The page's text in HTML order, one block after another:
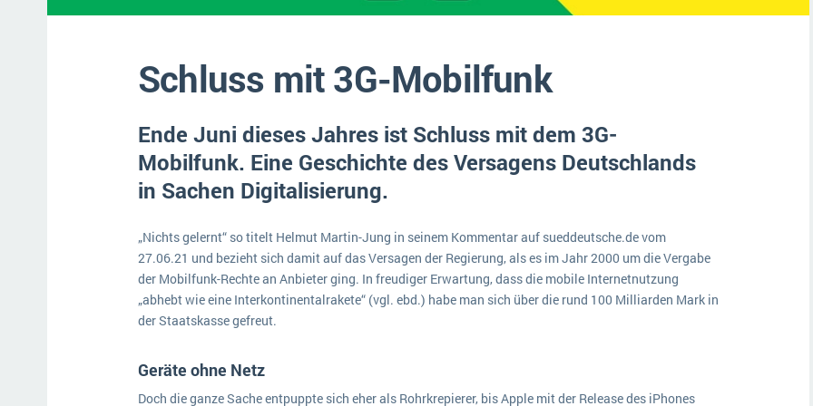
Funktionalitäten
Medien
Vermietung
MEHR ÜBER ERP-SOFTWARE
Schluss mit 3G-Mobilfunk
Ende Juni dieses Jahres ist Schluss mit dem 3G-
Mobilfunk. Eine Geschichte des Versagens Deutschlands
in Sachen Digitalisierung.
„Nichts gelernt“ so titelt Helmut Martin-Jung in seinem Kommentar auf sueddeutsche.de vom
27.06.21 und bezieht sich damit auf das Versagen der Regierung, als es im Jahr 2000 um die Vergabe
der Mobilfunk-Rechte an Anbieter ging. In freudiger Erwartung, dass die mobile Internetnutzung
„abhebt wie eine Interkontinentalrakete“ (vgl. ebd.) habe man sich über die rund 100 Milliarden Mark in
der Staatskasse gefreut.
Geräte ohne Netz
Doch die ganze Sache entpuppte sich eher als Rohrkrepierer, bis Apple mit der Release des iPhones